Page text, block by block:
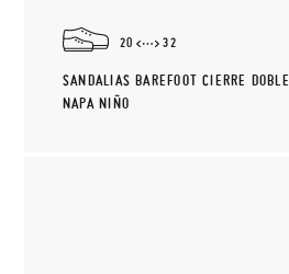
20 32
SANDALIAS BAREFOOT CIERRE DOBLE
NAPA NIÑO